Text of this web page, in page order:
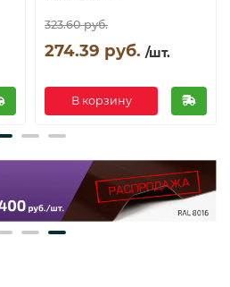
323.60 руб.
274.39 руб. /шт.
В корзину